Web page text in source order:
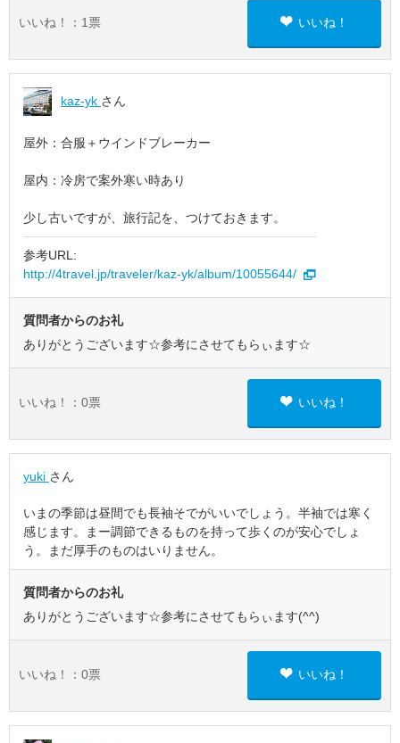
いいね！： 1 票 いいね！
kaz-yk さん
屋外：合服＋ウインドブレーカー
屋内：冷房で案外寒い時あり
少し古いですが、旅行記を、つけておきます。
参考URL:
http://4travel.jp/traveler/kaz-yk/album/10055644/
質問者からのお礼
ありがとうございます☆参考にさせてもらぃます☆
いいね！： 0票 いいね！
yuki さん
いまの季節は昼間でも長袖そでがいいでしょう。半袖では寒く
感じます。まー調節できるものを持って歩くのが安心でしょ
う。まだ厚手のものはいりません。
質問者からのお礼
ありがとうございます☆参考にさせてもらぃます(^^)
いいね！： 0票 いいね！